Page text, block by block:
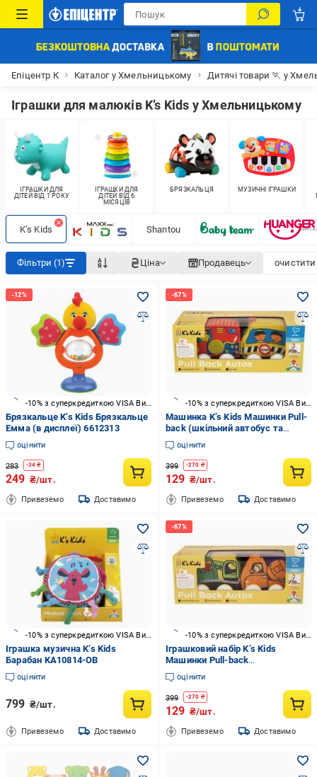
Епіцентр К Каталог у Хмельницькому Дитячі товари 🏃 у
Іграшки для малюків K’s Kids у Хмельницькому
ІГРАШКИ ДЛЯ
ДІТЕЙ ВІД 1 РОКУ
ІГРАШКИ ДЛЯ
ДІТЕЙ ВІД 6
МІСЯЦІВ
БРЯЗКАЛЬЦЯ
МУЗИЧНІ ІГРАШКИ
K’s Kids Shantou
Фільтри (1) Ціна Продавець очистити
-10% з суперкредиткою VISA Вигода
Брязкальце K’s Kids Брязкальце
Емма (в дисплеї) 6612313
оцінити
283 -34 ₴
249 ₴/шт.
Привеземо Доставимо
-10% з суперкредиткою VISA Вигода
Машинка K’s Kids Машинки Pull-
back (шкільний автобус та
пожежна машина) (KA10835-GB
) 6892322
оцінити
399 -270 ₴
129 ₴/шт.
Привеземо Доставимо
-10% з суперкредиткою VISA Вигода
Іграшка музична K’s Kids
Барабан KA10814-OB
оцінити
799 ₴/шт.
Привеземо Доставимо
-10% з суперкредиткою VISA Вигода
Іграшковий набір K’s Kids
Машинки Pull-back
(бетономішалка та евакуатор) (
KA10836-GB ) 6892329
оцінити
399 -270 ₴
129 ₴/шт.
Привеземо Доставимо